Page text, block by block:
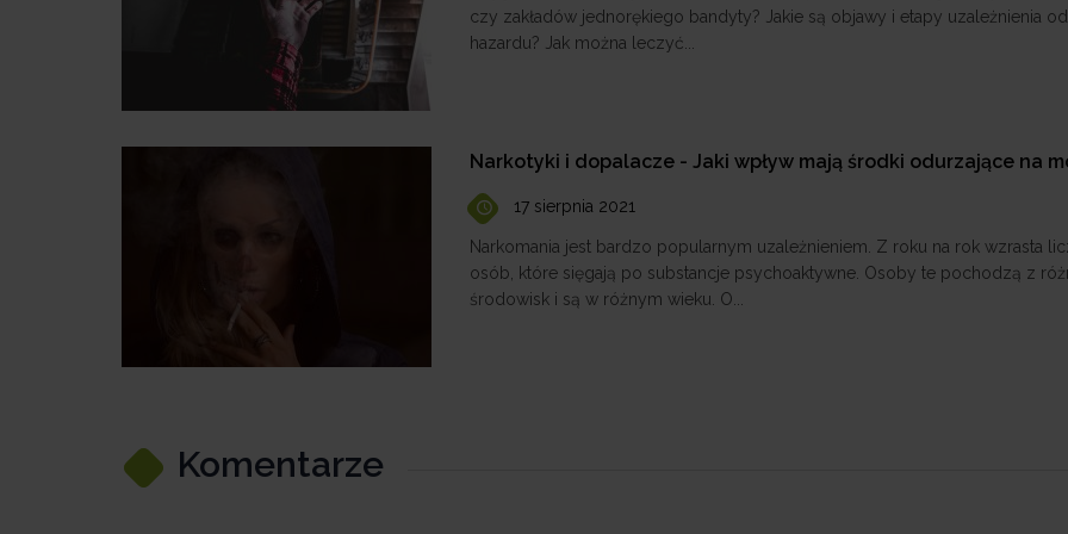
czy zakładów jednorękiego bandyty? Jakie są objawy i etapy uzależnienia od
hazardu? Jak można leczyć...
Narkotyki i dopalacze - Jaki wpływ mają środki odurzające na
17 sierpnia 2021
Narkomania jest bardzo popularnym uzależnieniem. Z roku na rok wzrasta
osób, które sięgają po substancje psychoaktywne. Osoby te pochodzą z
środowisk i są w różnym wieku. O...
Komentarze